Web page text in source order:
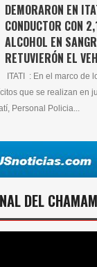
DEMORARON EN
CONDUCTOR CON
ALCOHOL EN
RETUVIERÓN EL
ITATI : En el marco de
que se realizan en
Personal Policia...
DEL